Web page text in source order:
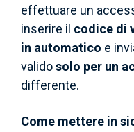
effettuare un
inserire il codice di
in automatico e
validosolo per un
differente.
Come mettere in